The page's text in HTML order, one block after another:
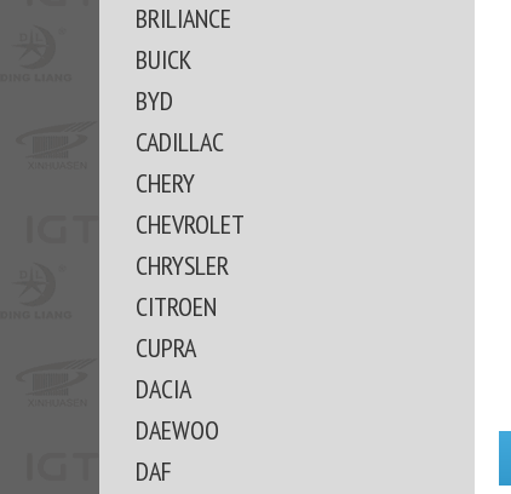
BRILIANCE
BUICK
BYD
CADILLAC
CHERY
CHEVROLET
CHRYSLER
CITROEN
CUPRA
DACIA
DAEWOO
DAF